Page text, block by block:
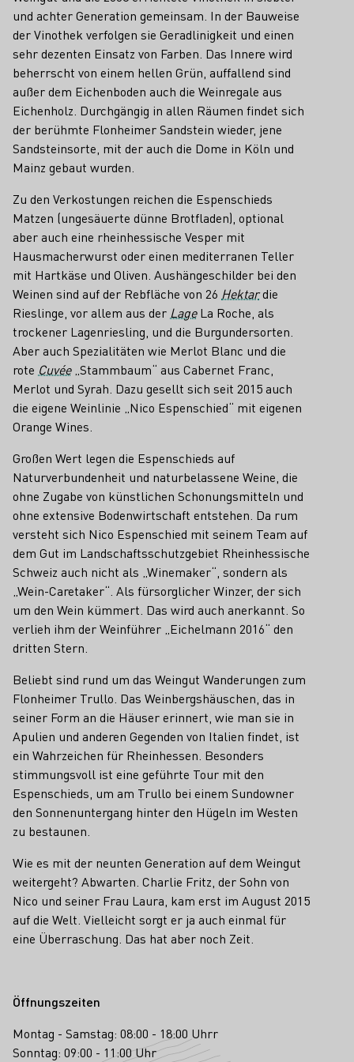
und achter Generation gemeinsam. In der Bauweise
der Vinothek verfolgen sie Geradlinigkeit und einen
sehr dezenten Einsatz von Farben. Das Innere wird
beherrscht von einem hellen Grün, auffallend sind
außer dem Eichenboden auch die Weinregale aus
Eichenholz. Durchgängig in allen Räumen findet sich
der berühmte Flonheimer Sandstein wieder, jene
Sandsteinsorte, mit der auch die Dome in Köln und
Mainz gebaut wurden.
Zu den Verkostungen reichen die Espenschieds
Matzen (ungesäuerte dünne Brotfladen), optional
aber auch eine rheinhessische Vesper mit
Hausmacherwurst oder einen mediterranen Teller
mit Hartkäse und Oliven. Aushängeschilder bei den
Weinen sind auf der Rebfläche von 26 Hektardie
Rieslinge, vor allem aus der LageLa Roche, als
trockener Lagenriesling, und die Burgundersorten.
Aber auch Spezialitäten wie Merlot Blanc und die
rote Cuvée„Stammbaum“ aus Cabernet Franc,
Merlot und Syrah. Dazu gesellt sich seit 2015 auch
die eigene Weinlinie „Nico Espenschied“ mit eigenen
Orange Wines.
Großen Wert legen die Espenschieds auf
Naturverbundenheit und naturbelassene Weine, die
ohne Zugabe von künstlichen Schonungsmitteln und
ohne extensive Bodenwirtschaft entstehen. Da rum
versteht sich Nico Espenschied mit seinem Team auf
dem Gut im Landschaftsschutzgebiet Rheinhessische
Schweiz auch nicht als „Winemaker“, sondern als
„Wein-Caretaker“. Als fürsorglicher Winzer, der sich
um den Wein kümmert. Das wird auch anerkannt. So
verlieh ihm der Weinführer „Eichelmann 2016“ den
dritten Stern.
Beliebt sind rund um das Weingut Wanderungen zum
Flonheimer Trullo. Das Weinbergshäuschen, das in
seiner Form an die Häuser erinnert, wie man sie in
Apulien und anderen Gegenden von Italien findet, ist
ein Wahrzeichen für Rheinhessen. Besonders
stimmungsvoll ist eine geführte Tour mit den
Espenschieds, um am Trullo bei einem Sundowner
den Sonnenuntergang hinter den Hügeln im Westen
zu bestaunen.
Wie es mit der neunten Generation auf dem Weingut
weitergeht? Abwarten. Charlie Fritz, der Sohn von
Nico und seiner Frau Laura, kam erst im August 2015
auf die Welt. Vielleicht sorgt er ja auch einmal für
eine Überraschung. Das hat aber noch Zeit.
Öffnungszeiten
Montag - Samstag: 08:00 - 18:00 Uhrr
Sonntag: 09:00 - 11:00 Uhr